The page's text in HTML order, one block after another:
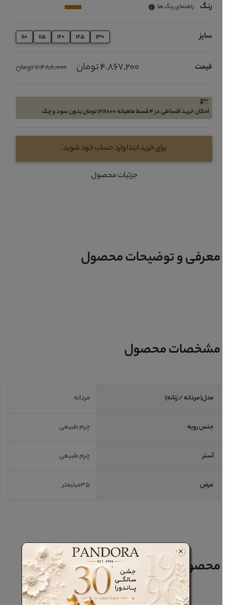
رنگ راهنمای رنگ ها
سایز 115 120 125 130
قیمت 4,867,200 تومان 7,488,000 تومان
امکان خرید اقساطی در 4 قسط ماهیانه 1216800 تومان بدون سود و چک
برای خرید ابتدا وارد حساب خود شوید.
جزئیات محصول
معرفی و توضیحات محصول
مشخصات محصول
مدل(مردانه / زنانه) مردانه
جنس رویه چرم طبیعی
آستر چرم طبیعی
عرض 35میلیمتر
محصولات مرتبط